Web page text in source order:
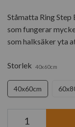
Ståmatta Ring
som fungerar
som halksäker yta
Storlek 40x60cm
40x60cm